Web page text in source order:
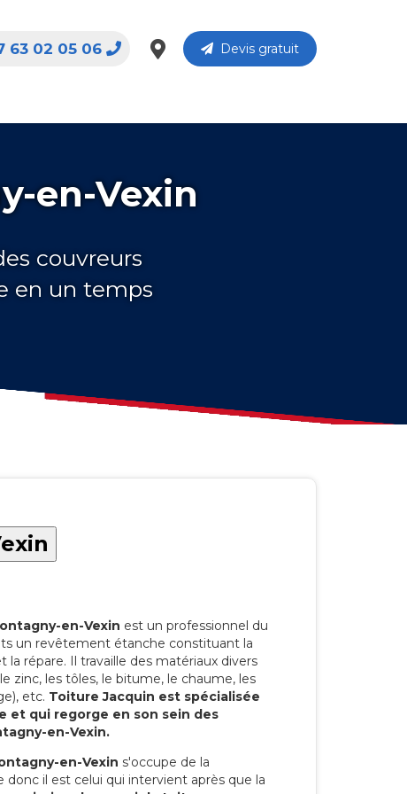
Devis gratuit
63 02 05 06
en-Vexin
couvreurs
en un temps
en-Vexin est un professionnel du
un revêtement étanche constituant la
répare. Il travaille des matériaux divers
zinc, les tôles, le bitume, le chaume, les
etc. Toiture Jacquin est spécialisée
et qui regorge en son sein des
en-Vexin.
en-Vexin s'occupe de la
il est celui qui intervient après que la